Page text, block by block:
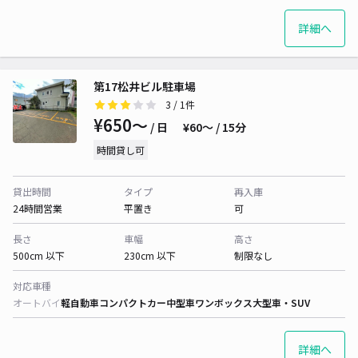
詳細へ
第17松井ビル駐車場
3 / 1件
¥650〜 / 日 ¥60〜 / 15分
時間貸し可
貸出時間
24時間営業
タイプ
平置き
再入庫
可
長さ
500cm 以下
車幅
230cm 以下
高さ
制限なし
対応車種
オートバイ軽自動車コンパクトカー中型車ワンボックス大型車・SUV
詳細へ